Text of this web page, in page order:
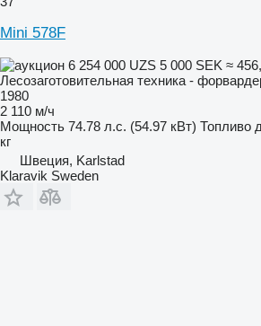
Mini 578F
6 254 000 UZS 5 000 SEK ≈
Лесозаготовительная техника -
1980
2 110 м/ч
Мощность 74.78 л.с. (54.97 кВт) Топливо
кг
Швеция, Karlstad
Klaravik Sweden